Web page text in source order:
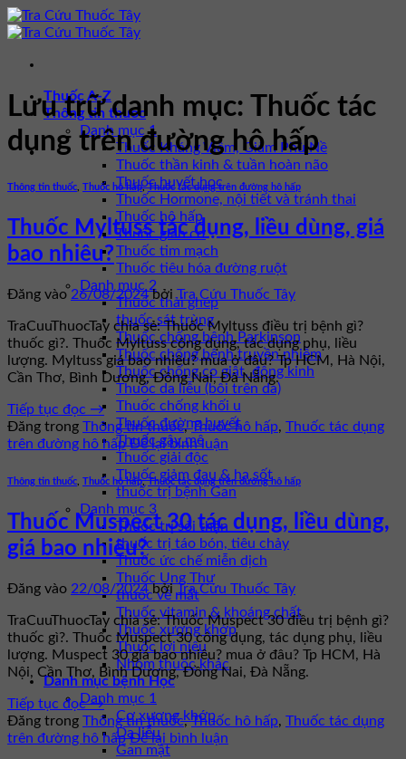
Bỏ
qua
dung
Thuốc A-Z
Thông tin thuốc
Danh mục 1
Thuốc Kháng Viêm, Giảm Phù Nề
Thuốc thần kinh & tuần hoàn não
Thuốc huyết học
Thuốc Hormone, nội tiết và tránh thai
Thuốc hô hấp
Thuốc giãn cơ
Thuốc tim mạch
Thuốc tiêu hóa đường ruột
Danh mục 2
Thuốc thải ghép
thuốc sát trùng
Thuốc chống bệnh Parkinson
Thuốc chống bệnh truyền nhiễm
Thuốc chống co giật, động kinh
Thuốc da liễu (bôi trên da)
Thuốc chống khối u
Thuốc đường huyết
Thuốc gây mê
Thuốc giải độc
Thuốc giảm đau & hạ sốt
thuốc trị bệnh Gan
Danh mục 3
Thuốc trị sỏi thận
thuốc trị táo bón, tiêu chảy
Thuốc ức chế miễn dịch
Thuốc Ung Thư
thuốc về mắt
Thuốc vitamin & khoáng chất
Thuốc xương khớp
Thuốc lợi niệu
Nhóm thuốc khác
Danh mục bệnh Học
Danh mục 1
Cơ xương khớp
Da liễu
Gan mật
Lưu trữ danh mục:
Thuốc tác
dụng trên đường hô hấp
Thông tin thuốc, Thuốc hô hấp,Thuốc tác dụng trên đường hô hấp
Thuốc Myltuss tác dụng, liều dùng, giá
bao nhiêu?
Đăng vào 26/08/2024 bởiTra Cứu Thuốc Tây
TraCuuThuocTay chia sẻ: Thuốc Myltuss điều trị bệnh gì?
thuốc gì?. Thuốc Myltuss công dụng, tác dụng phụ, liều
lượng. Myltuss giá bao nhiêu? mua ở đâu? Tp HCM, Hà Nội,
Cần Thơ, Bình Dương, Đồng Nai, Đà Nẵng.
Tiếp tục đọc →
Đăng trong Thông tin thuốc,Thuốc hô hấp, Thuốc tác dụng
trên đường hô hấp Để lại bình luận
Thông tin thuốc, Thuốc hô hấp,Thuốc tác dụng trên đường hô hấp
Thuốc Muspect 30 tác dụng, liều dùng,
giá bao nhiêu?
Đăng vào 22/08/2024 bởiTra Cứu Thuốc Tây
TraCuuThuocTay chia sẻ: Thuốc Muspect 30 điều trị bệnh gì?
thuốc gì?. Thuốc Muspect 30 công dụng, tác dụng phụ, liều
lượng. Muspect 30 giá bao nhiêu? mua ở đâu? Tp HCM, Hà
Nội, Cần Thơ, Bình Dương, Đồng Nai, Đà Nẵng.
Tiếp tục đọc→
Đăng trong Thông tin thuốc,Thuốc hô hấp, Thuốc tác dụng
trên đường hô hấp Để lại bình luận